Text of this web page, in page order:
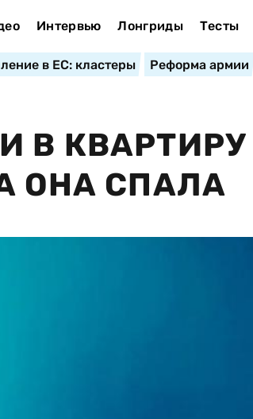
Интервью Лонгриды Тесты
в ЕС: кластеры Реформа армии
В КВАРТИРУ
ОНА СПАЛА